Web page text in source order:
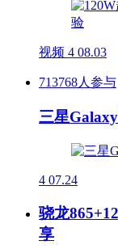
视频 4 08.03
713768人参与
三星
4 07.24
骁龙
享